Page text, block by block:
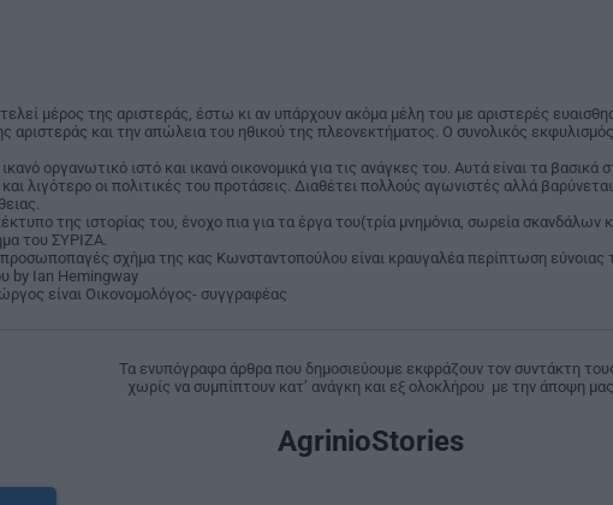
μέρος της αριστεράς, έστω κι αν υπάρχουν ακόμα μέλη του με αριστερές
αριστεράς και την απώλεια του ηθικού της πλεονεκτήματος. Ο συνολικός
οργανωτικό ιστό και ικανά οικονομικά για τις ανάγκες του. Αυτά είναι τα βασικά
και λιγότερο οι πολιτικές του προτάσεις. Διαθέτει πολλούς αγωνιστές αλλά
της ιστορίας του, ένοχο πια για τα έργα του(τρία μνημόνια, σωρεία σκανδάλων
του ΣΥΡΙΖΑ.
σχήμα της κας Κωνσταντοπούλου είναι κραυγαλέα περίπτωση
by Ian Hemingway
είναι Οικονομολόγος- συγγραφέας
Τα ενυπόγραφα άρθρα που δημοσιεύουμε εκφράζουν τον συντάκτη
χωρίς να συμπίπτουν κατ’ ανάγκη και εξ ολοκλήρου με την άποψη μας
AgrinioStories